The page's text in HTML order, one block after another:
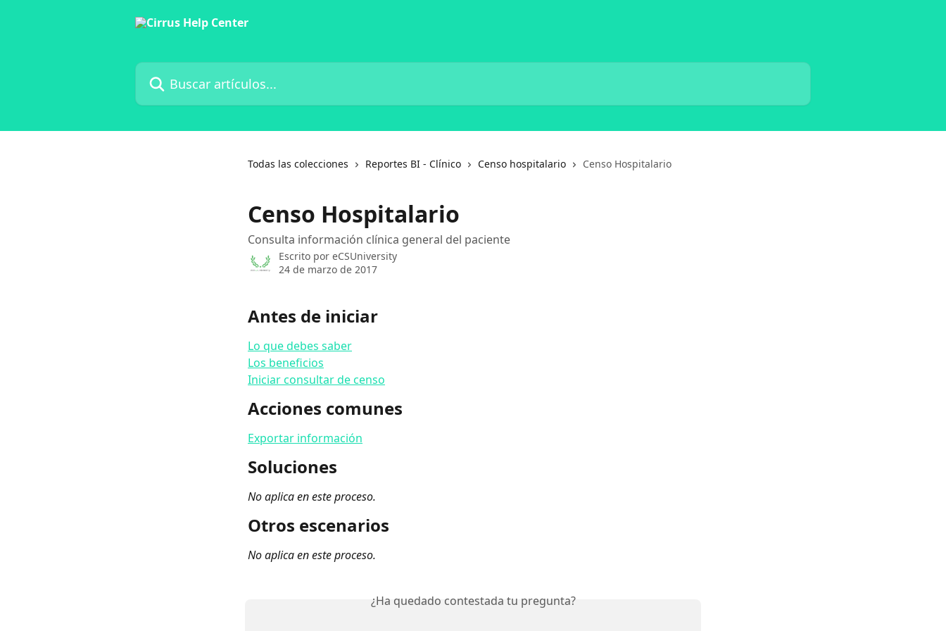
Buscar artículos...
Todas las colecciones Reportes BI - Clínico Censo hospitalario Censo Hospitalario
Censo Hospitalario
Consulta información clínica general del paciente
Escrito por eCSUniversity
24 de marzo de 2017
Antes de iniciar
Lo que debes saber
Los beneficios
Iniciar consultar de censo
Acciones comunes
Exportar información
Soluciones
No aplica en este proceso.
Otros escenarios
No aplica en este proceso.
¿Ha quedado contestada tu pregunta?